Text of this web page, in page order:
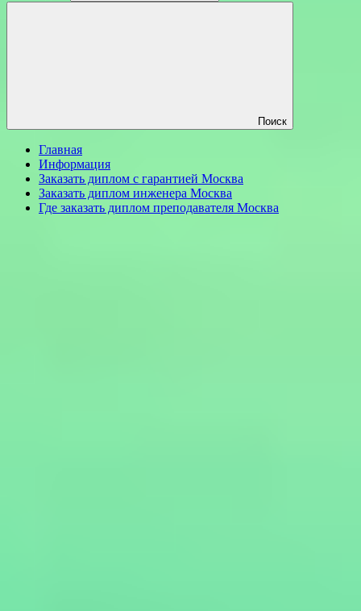
Поиск
Главная
Информация
Заказать диплом с гарантией Москва
Заказать диплом инженера Москва
Где заказать диплом преподавателя Москва